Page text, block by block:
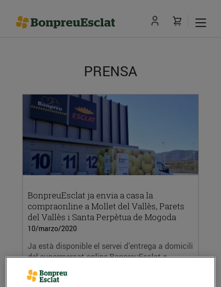
PRENSA
BonpreuEsclat ja envia a casa la
compraonline a Mollet del Vallès, Parets
del Vallès i Santa Perpètua de Mogoda
10/marzo/2020
Ja està disponible el servei d’entrega a domicili
del supermercat online BonpreuEsclat a...
LEER MÁS